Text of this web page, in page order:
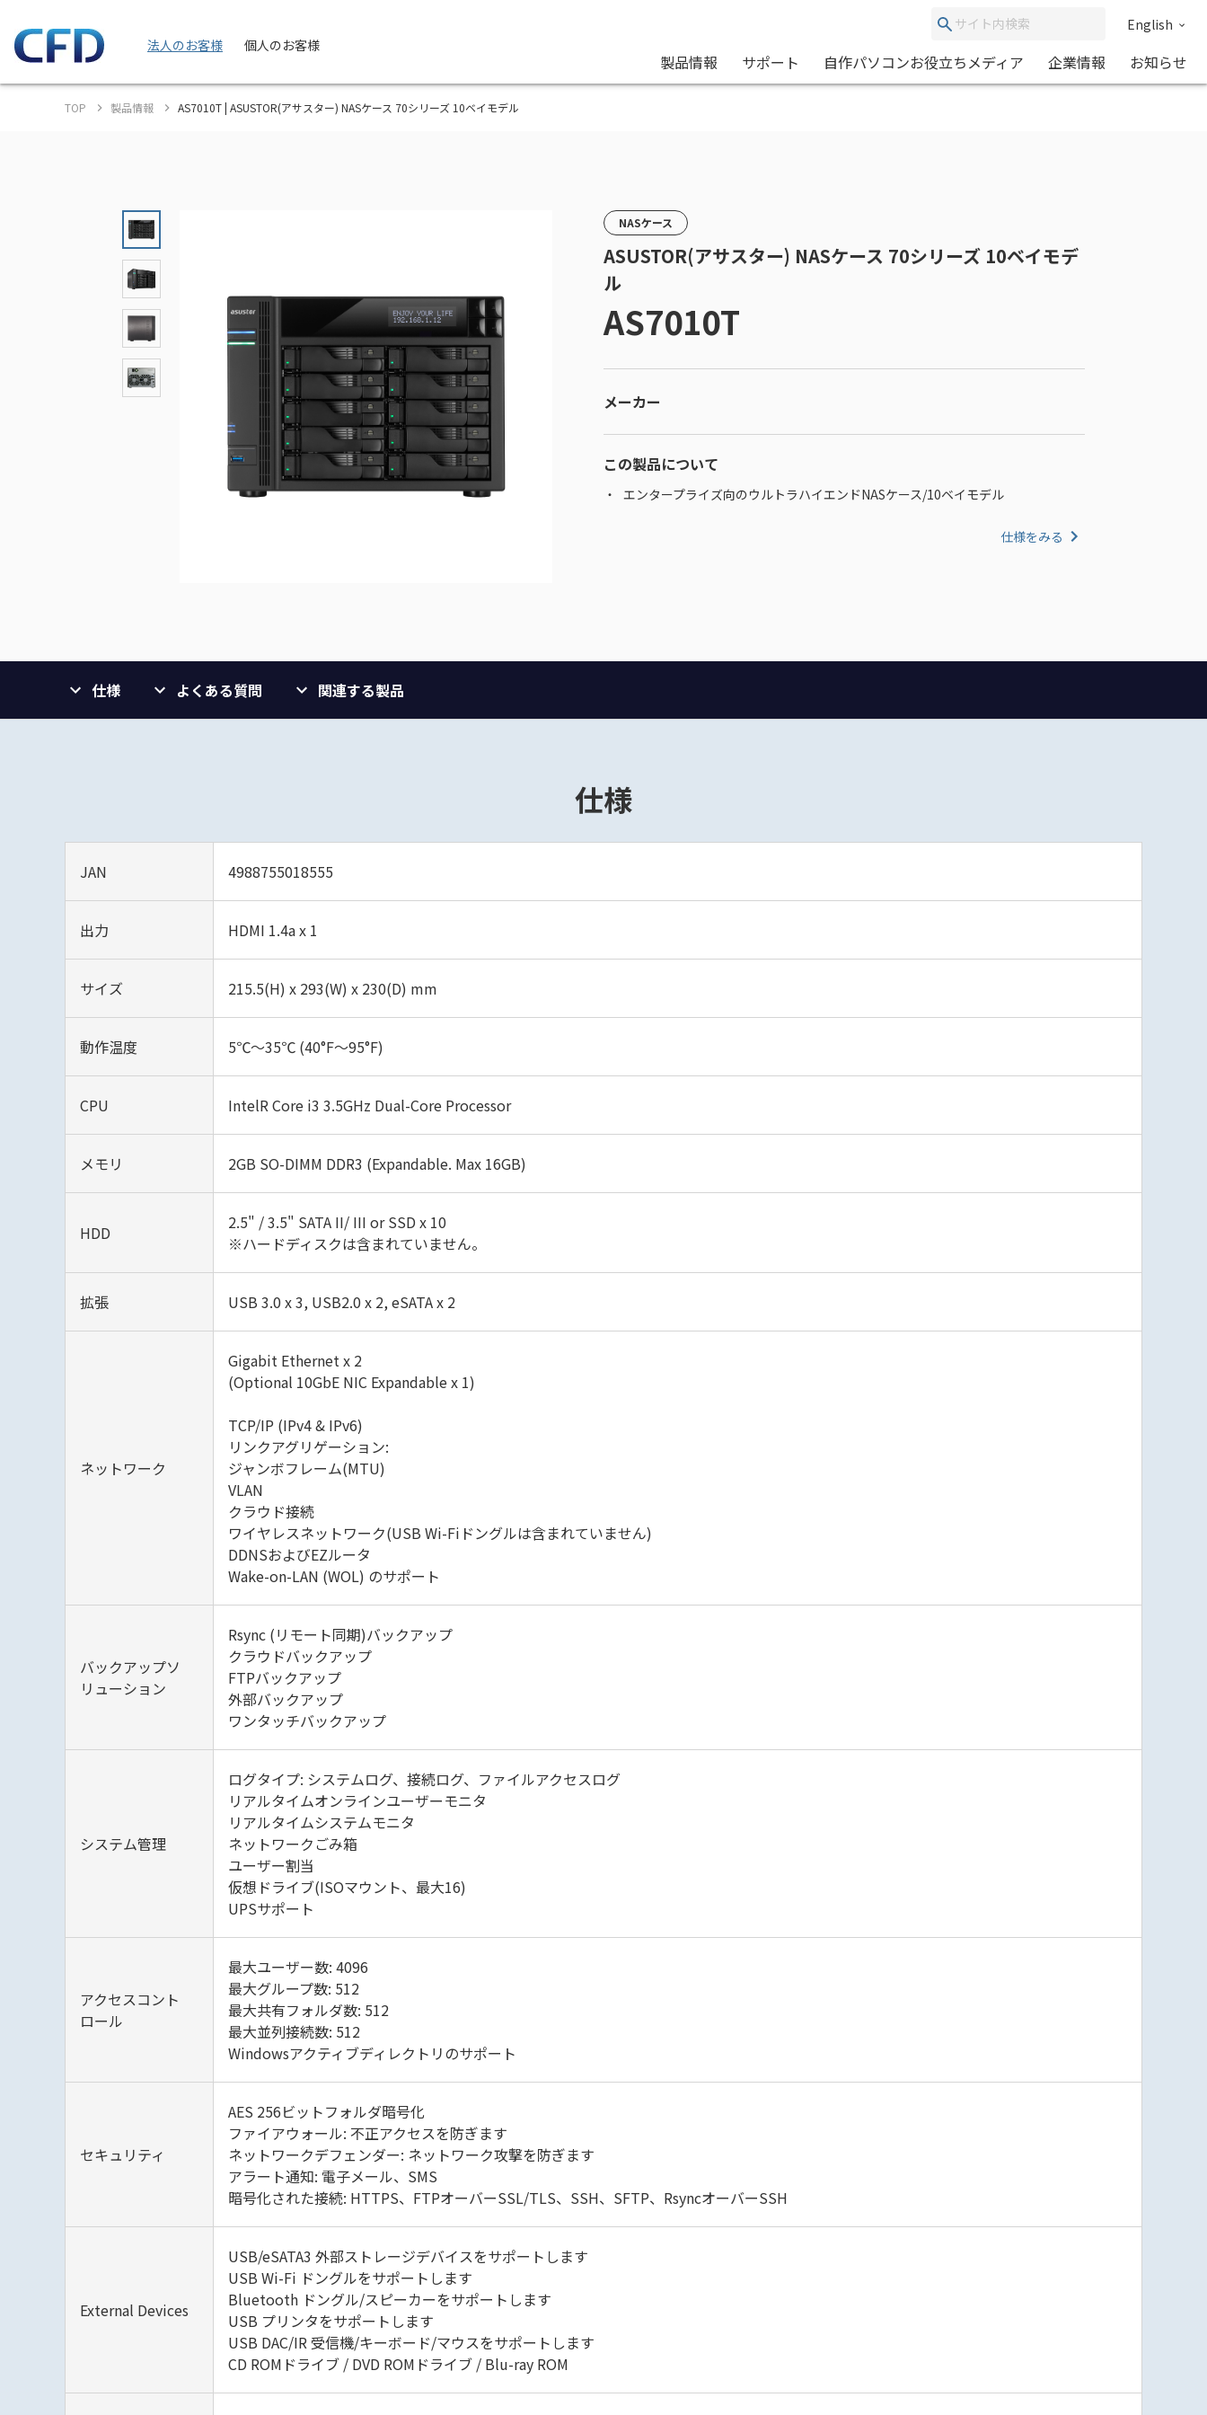
法人のお客様 個人のお客様
English
製品情報 サポート 自作パソコンお役立ちメディア 企業情報 お知らせ
TOP 製品情報 AS7010T | ASUSTOR(アサスター) NASケース 70シリーズ 10ベイモデル
NASケース
ASUSTOR(アサスター) NASケース 70シリーズ 10ベイモデ
ル
AS7010T
メーカー
この製品について
エンタープライズ向のウルトラハイエンドNASケース/10ベイモデル
仕様をみる
仕様 よくある質問 関連する製品
仕様
JAN 4988755018555
出力 HDMI 1.4a x 1
サイズ 215.5(H) x 293(W) x 230(D) mm
動作温度 5℃～35℃ (40°F～95°F)
CPU IntelR Core i3 3.5GHz Dual-Core Processor
メモリ 2GB SO-DIMM DDR3 (Expandable. Max 16GB)
HDD
2.5" / 3.5" SATA II/ III or SSD x 10
※ハードディスクは含まれていません。
拡張 USB 3.0 x 3, USB2.0 x 2, eSATA x 2
ネットワーク
Gigabit Ethernet x 2
(Optional 10GbE NIC Expandable x 1)
TCP/IP (IPv4 & IPv6)
リンクアグリゲーション:
ジャンボフレーム(MTU)
VLAN
クラウド接続
ワイヤレスネットワーク(USB Wi-Fiドングルは含まれていません)
DDNSおよびEZルータ
Wake-on-LAN (WOL) のサポート
バックアップソ
リューション
Rsync (リモート同期)バックアップ
クラウドバックアップ
FTPバックアップ
外部バックアップ
ワンタッチバックアップ
システム管理
ログタイプ: システムログ、接続ログ、ファイルアクセスログ
リアルタイムオンラインユーザーモニタ
リアルタイムシステムモニタ
ネットワークごみ箱
ユーザー割当
仮想ドライブ(ISOマウント、最大16)
UPSサポート
アクセスコント
ロール
最大ユーザー数: 4096
最大グループ数: 512
最大共有フォルダ数: 512
最大並列接続数: 512
Windowsアクティブディレクトリのサポート
セキュリティ
AES 256ビットフォルダ暗号化
ファイアウォール: 不正アクセスを防ぎます
ネットワークデフェンダー: ネットワーク攻撃を防ぎます
アラート通知: 電子メール、SMS
暗号化された接続: HTTPS、FTPオーバーSSL/TLS、SSH、SFTP、RsyncオーバーSSH
External Devices
USB/eSATA3 外部ストレージデバイスをサポートします
USB Wi-Fi ドングルをサポートします
Bluetooth ドングル/スピーカーをサポートします
USB プリンタをサポートします
USB DAC/IR 受信機/キーボード/マウスをサポートします
CD ROMドライブ / DVD ROMドライブ / Blu-ray ROM